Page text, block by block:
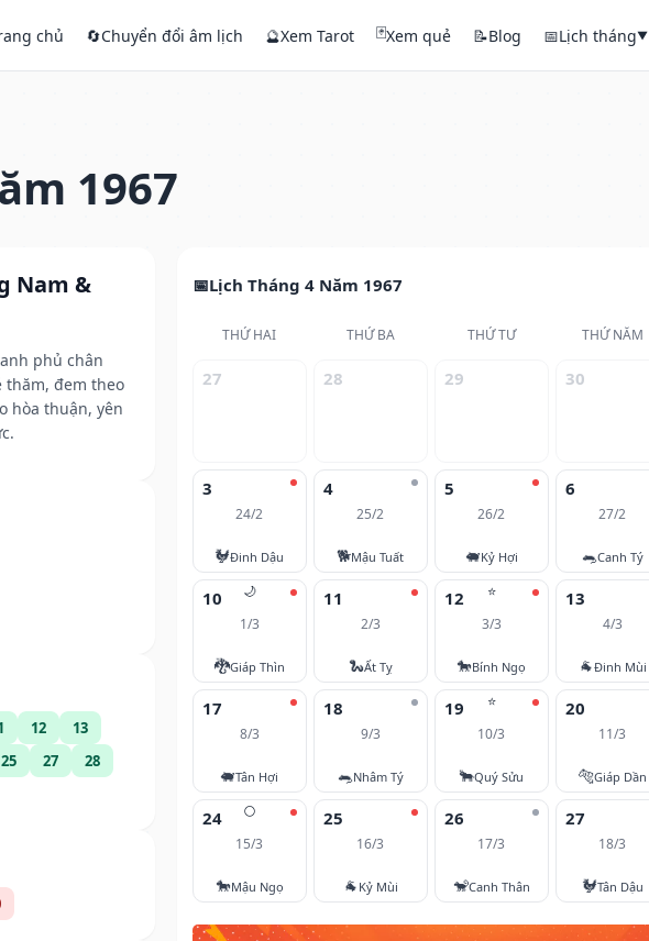
chủ 🔄Chuyển đổi âm lịch 🔮Xem Tarot 🃏Xem quẻ 📝Blog 📅Lịch tháng▼
1967
Nam &
phủ chân
đem theo
hòa thuận, yên
12
13
25 27
28
Lịch Tháng 4 Năm 1967
THỨ HAI THỨ BA THỨ TƯ THỨ NĂM
27 28 29 30
3
24/2
🐓Đinh Dậu
4
25/2
🐕Mậu Tuất
5
26/2
🐖Kỷ Hợi
6
27/2
🐀Canh Tý
🌙
10
1/3
🐉Giáp Thìn
11
2/3
🐍Ất Tỵ
⭐
12
3/3
🐎Bính Ngọ
13
4/3
🐐Đinh Mùi
17
8/3
🐖Tân Hợi
18
9/3
🐀Nhâm Tý
⭐
19
10/3
🐂Quý Sửu
20
11/3
🐅Giáp Dần
🌕
24
15/3
🐎Mậu Ngọ
25
16/3
🐐 Kỷ Mùi
26
17/3
🐒Canh Thân
27
18/3
🐓Tân Dậu